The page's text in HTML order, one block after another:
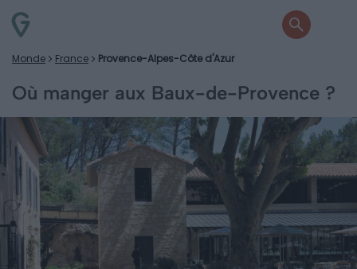
Monde France Provence-Alpes-Côte d'Azur
Où manger aux Baux-de-Provence ?